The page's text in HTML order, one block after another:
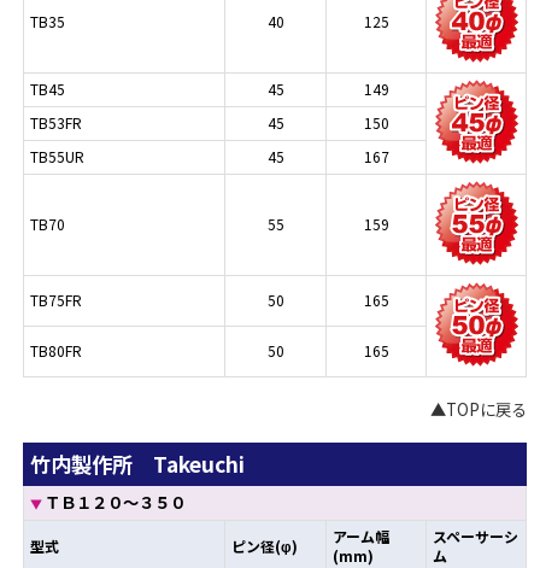
TB35 40 125
TB45 45
149
TB53FR
45
150
TB55UR
45 167
TB70 55 159
TB75FR 50 165
TB80FR 50 165
▲TOPに戻る
竹内製作所 Takeuchi
▼ ＴＢ１２０～３５０
型式 ピン径(φ)
アーム幅
(mm)
スペーサーシ
ム